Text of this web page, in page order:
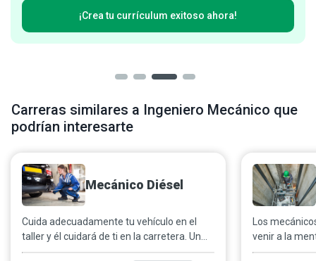
¡Crea tu currículum exitoso ahora!
Carreras similares a Ingeniero Mecánico que
podrían interesarte
Mecánico Diésel
Cuida adecuadamente tu vehículo en el
taller y él cuidará de ti en la carretera. Un
mecánico diésel se asegurará de que tu
Los
venir a la
falla,